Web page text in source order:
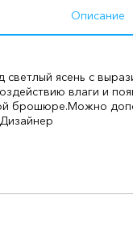
Описание
ясень с
влаги и
брошюре.Можно
Дизайнер